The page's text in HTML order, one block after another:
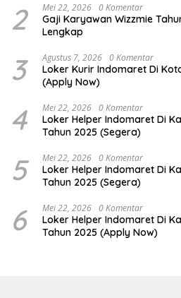
2 Mei 22, 2026 0 Komentar
Gaji Karyawan Wizzmie
Lengkap
3 Agustus 7, 2026 0 Komentar
Loker Kurir Indomaret Di
(Apply Now)
4 Mei 22, 2026 0 Komentar
Loker Helper Indomaret Di
Tahun 2025 (Segera)
5 Mei 22, 2026 0 Komentar
Loker Helper Indomaret Di
Tahun 2025 (Segera)
6 Mei 22, 2026 0 Komentar
Loker Helper Indomaret Di
Tahun 2025 (Apply Now)